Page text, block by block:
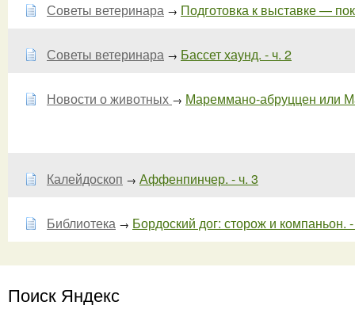
Советы ветеринара → Подготовка к выставке —
Советы ветеринара → Бассет хаунд. - ч. 2
Новости о животных → Мареммано-абруццен или
Калейдоскоп → Аффенпинчер. - ч. 3
Библиотека → Бордоский дог: сторож и компаньон.
Поиск Яндекс